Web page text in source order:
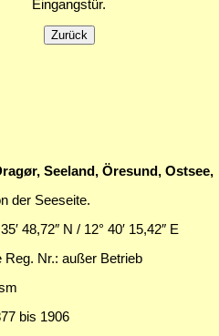
Eingangstür.
Seeland, Öresund, Ostsee,
der Seeseite.
48,72″ N / 12° 40′ 15,42″ E
Reg. Nr.: außer Betrieb
bis 1906